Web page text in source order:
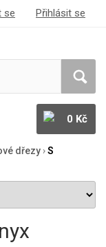
se Přihlásit se
0 Kč
dřezy›S